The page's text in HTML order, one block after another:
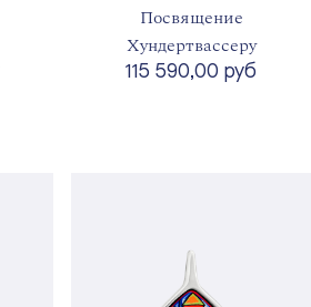
Посвящение
Хундертвассеру
115 590,00 руб